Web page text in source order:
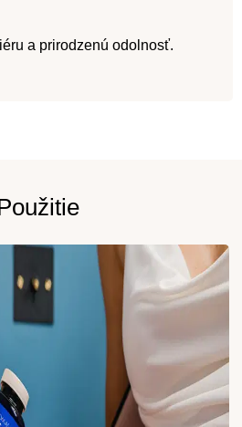
a prirodzenú odolnosť.